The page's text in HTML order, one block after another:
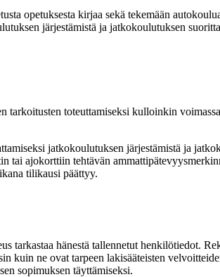
opetuksesta kirjaa sekä tekemään
järjestämistä ja jatkokoulutuksen
toteuttamiseksi kulloinkin
jatkokoulutuksen järjestämistä ja
tai ajokorttiin tehtävän
tilikausi päättyy.
tarkastaa hänestä tallennetut henkilötiedot.
kuin ne ovat tarpeen lakisääteisten
sopimuksen täyttämiseksi.